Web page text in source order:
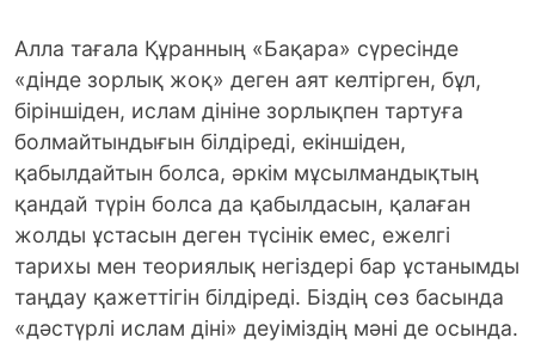
Алла тағала Құранның «Бақара» сүресінде
«дінде зорлық жоқ» деген аят келтірген, бұл,
біріншіден, ислам дініне зорлықпен тартуға
болмайтындығын білдіреді, екіншіден,
қабылдайтын болса, әркім мұсылмандықтың
қандай түрін болса да қабылдасын, қалаған
жолды ұстасын деген түсінік емес, ежелгі
тарихы мен теориялық негіздері бар ұстанымды
таңдау қажеттігін білдіреді. Біздің сөз басында
«дәстүрлі ислам діні» деуіміздің мәні де осында.